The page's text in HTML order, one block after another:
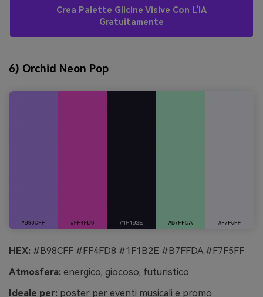
Crea Palette Glicine Visive Con L'IA
Gratuitamente
6) Orchid Neon Pop
HEX: #B98CFF #FF4FD8 #1F1B2E #B7FFDA #F7F5FF
Atmosfera: energico, giocoso, futuristico
Ideale per: poster per eventi musicali e promo